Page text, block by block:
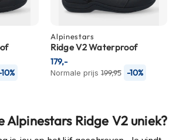
Alpinestars
Ridge V2 Waterproof
Normale prijs 199,95 -10%
179,-
Alpinestars Ridge V2 uniek?